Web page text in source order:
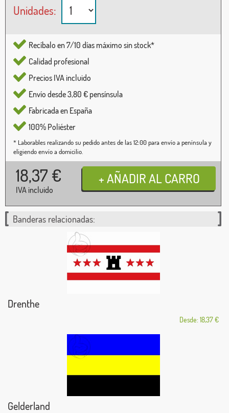
Unidades:
Recíbalo en 7/10 días máximo sin stock*
Calidad profesional
Precios IVA incluido
Envío desde 3,80 € pensínsula
Fabricada en España
100% Poliéster
* Laborables realizando su pedido antes de las 12:00 para envío a península y
eligiendo envío a domicilio.
18,37 €
IVA incluido
Banderas relacionadas:
Drenthe
Desde: 18,37 €
Gelderland